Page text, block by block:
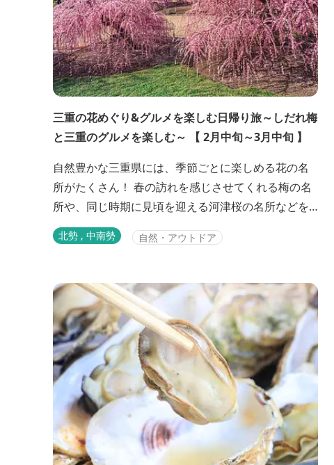
三重の花めぐり&グルメを楽しむ日帰り旅～しだれ梅
と三重のグルメを楽しむ～ 【 2月中旬～3月中旬 】
自然豊かな三重県には、季節ごとに楽しめる花の名
所がたくさん！ 春の訪れを感じさせてくれる梅の名
所や、同じ時期に見頃を迎える河津桜の名所などを1
日で巡り、花いっぱいの絶景を写真におさめましょ
う！道中に楽しめるグルメも見逃せませんよ♪ <b>三
Href="https://www.kankomie.or.jp/season/article/
51" Target=...
北勢 , 中南勢 自然・アウトドア